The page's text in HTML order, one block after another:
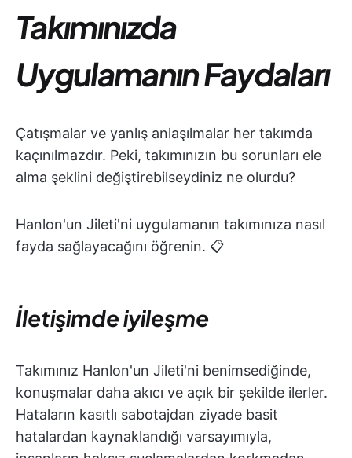
Takımınızda
Uygulamanın Faydaları
Çatışmalar ve yanlış anlaşılmalar her takımda
kaçınılmazdır. Peki, takımınızın bu sorunları ele
alma şeklini değiştirebilseydiniz ne olurdu?
Hanlon'un Jileti'ni uygulamanın takımınıza nasıl
fayda sağlayacağını öğrenin. 📋
İletişimde iyileşme
Takımınız Hanlon'un Jileti'ni benimsediğinde,
konuşmalar daha akıcı ve açık bir şekilde ilerler.
Hataların kasıtlı sabotajdan ziyade basit
hatalardan kaynaklandığı varsayımıyla,